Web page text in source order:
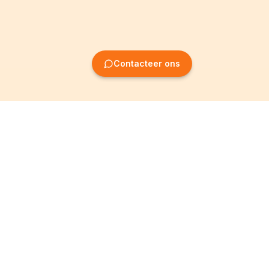
Contacteer ons